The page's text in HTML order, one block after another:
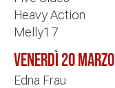
Heavy Action
Melly17
Venerdì 20 marzo
Edna Frau